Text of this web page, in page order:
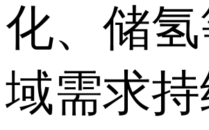
化、储
域需求持